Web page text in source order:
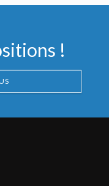
!